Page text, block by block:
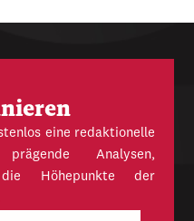
eine redaktionelle
Analysen,
Höhepunkte der